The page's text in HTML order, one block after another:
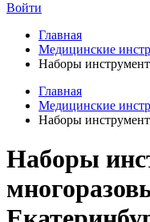
Войти
Главная
Медицинские
Наборы
Главная
Медицинские
Наборы
Наборы